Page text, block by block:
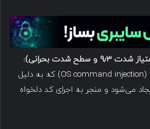
۹٫۳ و سطح شدت بحرانی):
نقص تزریق دستورات سیستم‌عامل (OS command injection) که به دلیل
می‌شود و منجر به اجرای کد دلخواه